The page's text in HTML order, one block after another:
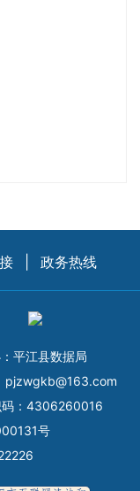
政务热线
平江县数据局
pjzwgkb@163.com
码：4306260016
号